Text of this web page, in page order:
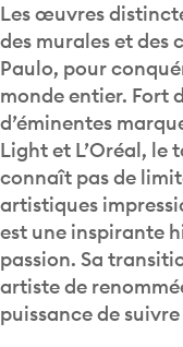
Les œuvres
des murales et des
Paulo, pour
monde entier. Fort
d’éminentes
Light et L’Oréal, le
connaît pas de
artistiques
est une inspirante
passion. Sa
artiste de
puissance de